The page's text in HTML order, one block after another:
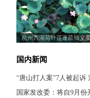
杭州西湖荷叶莲蓬疏摘义
国内新闻
“唐山打人案”7人被起诉
国家发改委：将自9月